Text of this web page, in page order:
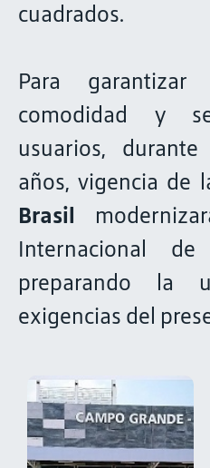
cuadrados.
Para
comodidad y
usuarios,
años, vigencia de
Brasil
Internacional de
preparando la
exigencias del